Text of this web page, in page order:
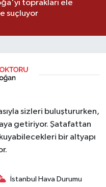
toprakları ele
suçluyor
sizleri buluştururken,
getiriyor. Şatafattan
bir altyapı
İstanbul Hava Durumu